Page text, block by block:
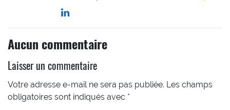
Aucun commentaire
Laisser un commentaire
Votre adresse e-mail ne sera pas publiée. Les champs
obligatoires sont indiqués avec *